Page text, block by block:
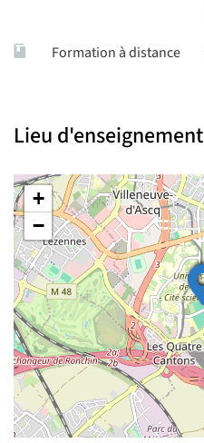
Formation à distance
Lieu d'enseignement
+
−